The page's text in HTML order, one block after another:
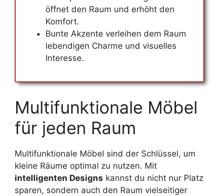
öffnet den Raum und erhöht den
Komfort.
Bunte Akzente verleihen dem Raum
lebendigen Charme und visuelles
Interesse.
Multifunktionale Möbel
für jeden Raum
Multifunktionale Möbel sind der Schlüssel, um
kleine Räume optimal zu nutzen. Mit
intelligenten Designs kannst du nicht nur Platz
sparen, sondern auch den Raum vielseitiger